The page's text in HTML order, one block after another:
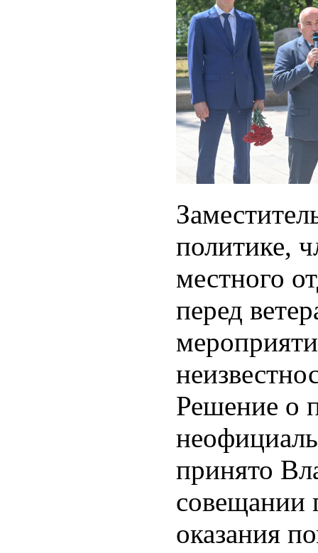
политике,
местного
перед
Решение о
принято
совещании
оказания